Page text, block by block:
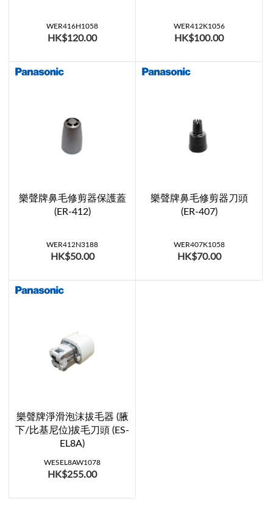
WER416H1058
HK$120.00
WER412K1056
HK$100.00
樂聲牌鼻毛修剪器保護蓋
(ER-412)
WER412N3188
HK$50.00
樂聲牌鼻毛修剪器刀頭
(ER-407)
WER407K1058
HK$70.00
樂聲牌淨滑泡沫拔毛器 (腋
下/比基尼位)拔毛刀頭 (ES-
EL8A)
WESEL8AW1078
HK$255.00